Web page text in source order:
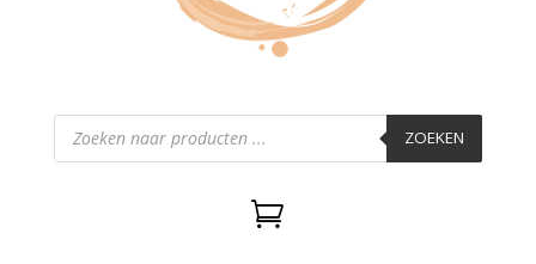
Producten
zoeken ZOEKEN
